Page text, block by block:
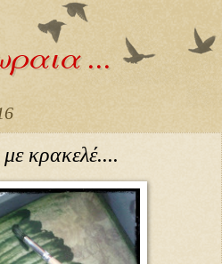
...
κρακελέ....